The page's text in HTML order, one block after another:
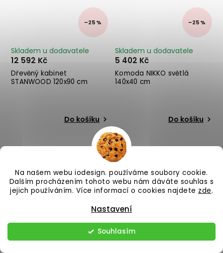
Na našem webu iodesign. používáme soubory cookie.
Dalším procházením tohoto webu nám dáváte souhlas s
jejich používáním. Více informací o cookies najdete zde.
Nastavení
Souhlasím
–25 %
Dřevěný kabinet
STANWOOD 120x90 cm
Skladem u dodavatele
12 592 Kč
Do košíku
–25 %
Komoda NIKKO světlá
140x40 cm
Skladem u dodavatele
5 402 Kč
Do košíku